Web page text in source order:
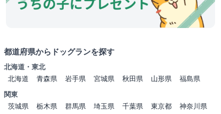
都道府県からドッグランを探す
北海道・東北
北海道
青森県 岩手県 宮城県 秋田県 山形県
福島県
関東
茨城県
栃木県 群馬県 埼玉県 千葉県 東京都
神奈川県